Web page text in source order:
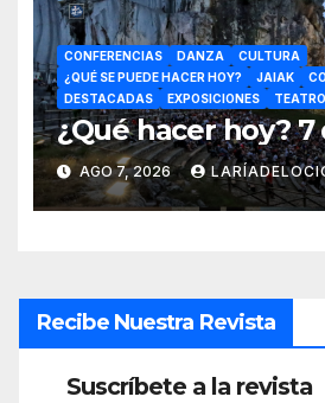
CONFERENCIAS DANZA
CULTURA
¿QUÉ SE PUEDE HACER HOY?
JAIAK
DESTACADAS
EXPOSICIONES TEATRO
¿Qué hacer hoy?
AGO 7, 2026
Recibe Nuestra Revista
Suscríbete a la revista